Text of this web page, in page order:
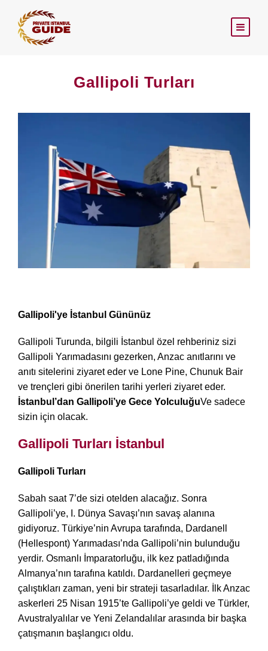
Gallipoli Turları
Gallipoli'ye İstanbul Gününüz
Gallipoli Turunda, bilgili İstanbul özel rehberiniz sizi
Gallipoli Yarımadasını gezerken, Anzac anıtlarını ve
anıtı sitelerini ziyaret eder ve Lone Pine, Chunuk Bair
ve trençleri gibi önerilen tarihi yerleri ziyaret eder.
İstanbul’dan Gallipoli’ye Gece YolculuğuVe sadece
sizin için olacak.
Gallipoli Turları İstanbul
Gallipoli Turları
Sabah saat 7’de sizi otelden alacağız. Sonra
Gallipoli’ye, I. Dünya Savaşı’nın savaş alanına
gidiyoruz. Türkiye’nin Avrupa tarafında, Dardanell
(Hellespont) Yarımadası’nda Gallipoli’nin bulunduğu
yerdir. Osmanlı İmparatorluğu, ilk kez patladığında
Almanya’nın tarafına katıldı. Dardanelleri geçmeye
çalıştıkları zaman, yeni bir strateji tasarladılar. İlk Anzac
askerleri 25 Nisan 1915’te Gallipoli’ye geldi ve Türkler,
Avustralyalılar ve Yeni Zelandalılar arasında bir başka
çatışmanın başlangıcı oldu.